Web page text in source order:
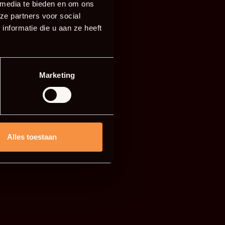
te bieden en om ons
partners voor social
die u aan ze heeft
Marketing
Alles toestaan